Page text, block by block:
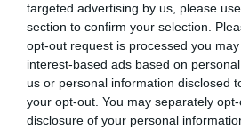
targeted advertising by us, please
section to confirm your selection.
opt-out request is processed you
interest-based ads based on
us or personal information disclosed
your opt-out. You may separately
disclosure of your personal
Υπογράφηκε η σύμβαση
αεροναυτιλίας στο νέο
Αεροδρόμιο Ηρακλείου –
τεθεί σε λειτουργία τον
2028